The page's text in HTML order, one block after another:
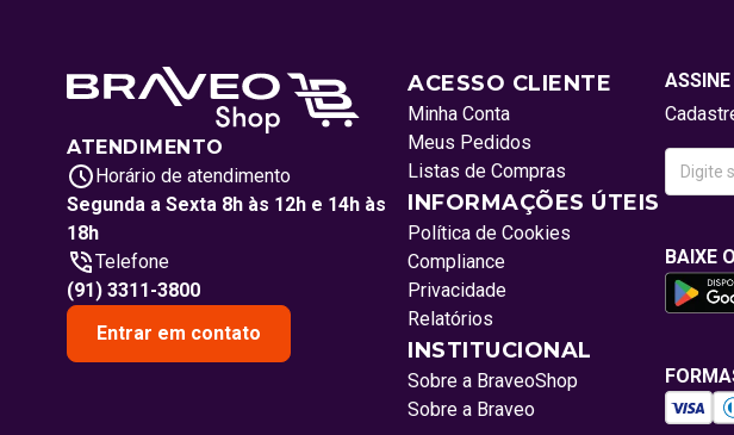
ATENDIMENTO
Horário de atendimento
Segunda a Sexta 8h às 12h e 14h às
18h
Telefone
(91) 3311-3800
Entrar em contato
ACESSO CLIENTE
Minha Conta
Meus Pedidos
Listas de Compras
INFORMAÇÕES ÚTEIS
Política de Cookies
Compliance
Privacidade
Relatórios
INSTITUCIONAL
Sobre a BraveoShop
Sobre a Braveo
BAIXE